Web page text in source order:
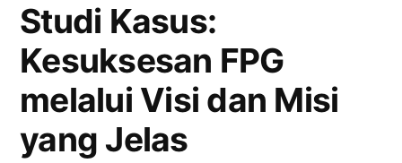
Studi Kasus:
Kesuksesan FPG
melalui Visi dan Misi
yang Jelas